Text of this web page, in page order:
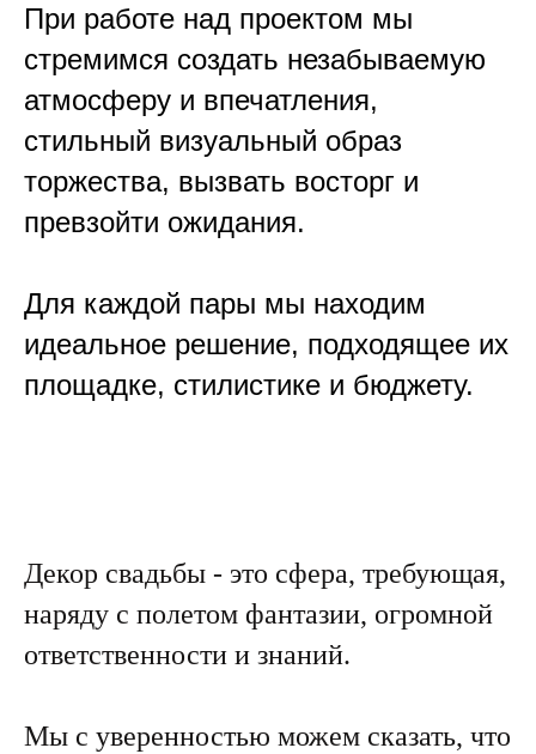
При работе над проектом мы
стремимся создать незабываемую
атмосферу и впечатления,
стильный визуальный образ
торжества, вызвать восторг и
превзойти ожидания.
Для каждой пары мы находим
идеальное решение, подходящее их
площадке, стилистике и бюджету.
Декор свадьбы - это сфера, требующая,
наряду с полетом фантазии, огромной
ответственности и знаний.
Мы с уверенностью можем сказать, что